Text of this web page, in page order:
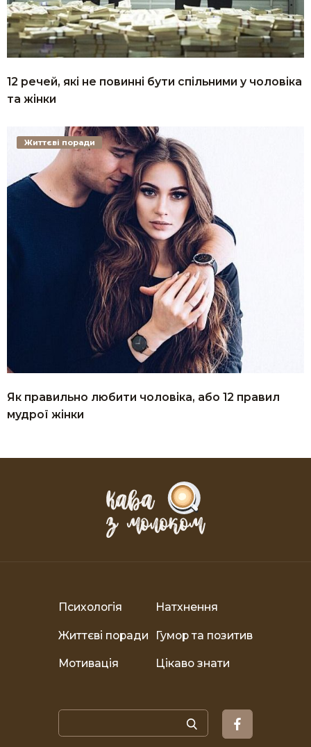
12 речей, які не повинні бути спільними у чоловіка
та жінки
Як правильно любити чоловіка, або 12 правил
мудрої жінки
Життєві поради
Психологія Натхнення
Життєві поради Гумор та позитив
Мотивація Цікаво знати